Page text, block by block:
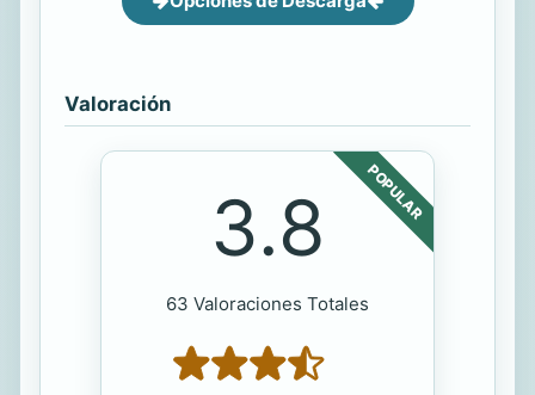
Valoración
POPULAR
3.8
63 Valoraciones Totales